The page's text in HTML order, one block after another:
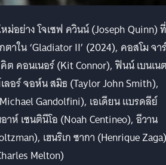
ม่อย่าง โจเซฟ ควินน์ (Joseph Quinn) ที่
าใน ‘Gladiator II’ (2024), คอสโม จาร์
ต คอนเนอร์ (Kit Connor), ฟินน์ เบนเน
ลอร์ จอห์น สมิธ (Taylor John Smith),
Gandolfini), เอเดียน แบรดลีย์
าห์ เซนตินีโอ (Noah Centineo), อีวาน
เฮนริเก ซากา (Henrique Zaga)
Melton)